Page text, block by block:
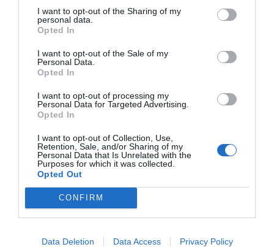
I want to opt-out of the Sharing of my
personal data.
Opted In
I want to opt-out of the Sale of my
Personal Data.
Opted In
I want to opt-out of processing my
Personal Data for Targeted Advertising.
Opted In
I want to opt-out of Collection, Use,
Retention, Sale, and/or Sharing of my
Personal Data that Is Unrelated with the
Purposes for which it was collected.
Opted Out
CONFIRM
Data Deletion Data Access Privacy Policy